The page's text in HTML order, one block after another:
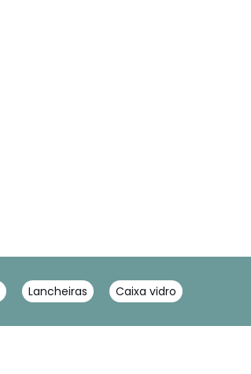
Lancheiras Caixa vidro